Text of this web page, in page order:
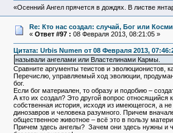
«Осенний Ангел прячется в дождях. В листве
Re: Кто нас создал: случай, Бог или
« Ответ #97 : 08 Февраля 2013, 08:21:05 »
Цитата: Urbis Numen от 08 Февраля 2013,
называли ангелами или Властелинами Кармы.
Сравните аргументы теистов и эволюционистов,
Перечислю, управляемый ход эволюции,
бог.
Если бог материален, то образу и подобию –
А кто их создал? Это другой вопрос относящийся
собственная история, исходя из имеющегося, а
динозавров и человека разумного. Причем
общественное животное – всё это в пользу
Причем здесь ангелы? Зачем они здесь нужны и